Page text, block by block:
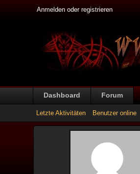
Anmelden oder registrieren
Dashboard Forum
Letzte Aktivitäten Benutzer online